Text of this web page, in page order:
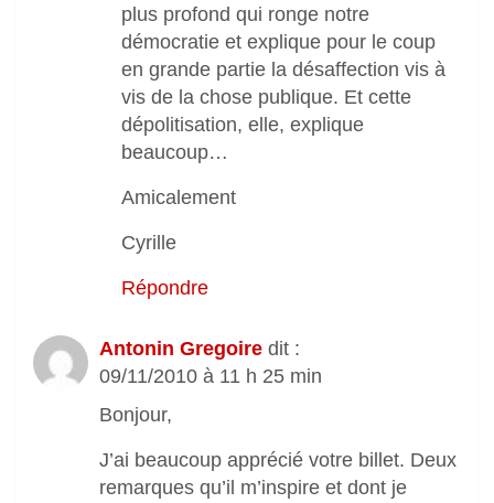
plus profond qui ronge notre
démocratie et explique pour le coup
en grande partie la désaffection vis à
vis de la chose publique. Et cette
dépolitisation, elle, explique
beaucoup…
Amicalement
Cyrille
Répondre
Antonin Gregoire dit :
09/11/2010 à 11 h 25 min
Bonjour,
J’ai beaucoup apprécié votre billet. Deux
remarques qu’il m’inspire et dont je